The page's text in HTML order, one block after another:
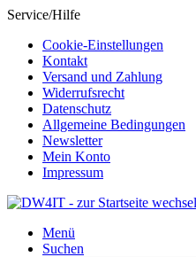
Service/Hilfe
Cookie-Einstellungen
Kontakt
Versand und Zahlung
Widerrufsrecht
Datenschutz
Allgemeine Bedingungen
Newsletter
Mein Konto
Impressum
Menü
Suchen